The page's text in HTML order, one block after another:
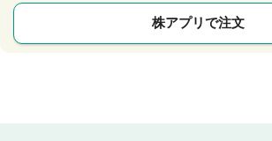
株アプリで注文